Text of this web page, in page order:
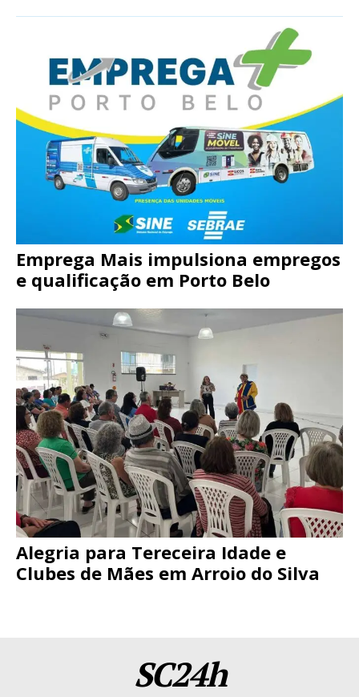
Emprega Mais impulsiona empregos
e qualificação em Porto Belo
Alegria para Tereceira Idade e
Clubes de Mães em Arroio do Silva
SC24h